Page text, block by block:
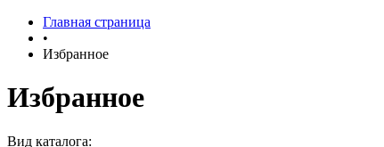
Главная страница
•
Избранное
Избранное
Вид каталога: